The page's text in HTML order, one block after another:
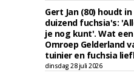
Gert Jan (80) houdt
duizend fuchsia's:
je nog kunt'. Wat
Omroep Gelderland
tuinier en fuchsia
dinsdag 28 juli 2026